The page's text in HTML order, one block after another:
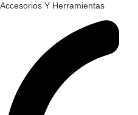
Accesorios Y Herramientas